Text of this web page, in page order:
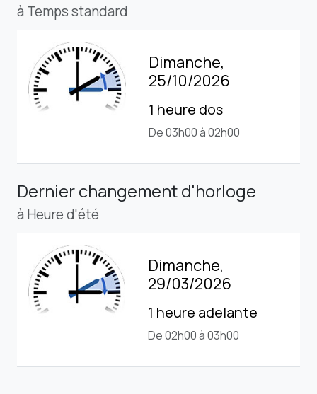
à Temps standard
Dimanche,
25/10/2026
1 heure dos
De 03h00 à 02h00
Dernier changement d'horloge
à Heure d'été
Dimanche,
29/03/2026
1 heure adelante
De 02h00 à 03h00